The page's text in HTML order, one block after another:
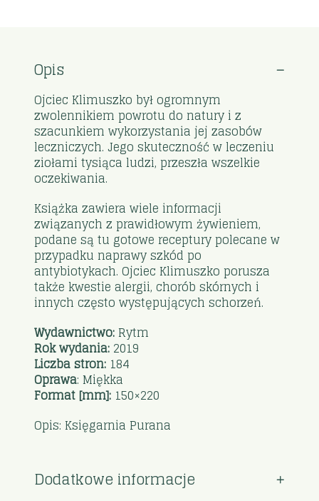
Opis
Ojciec Klimuszko był ogromnym
zwolennikiem powrotu do natury i z
szacunkiem wykorzystania jej zasobów
leczniczych. Jego skuteczność w leczeniu
ziołami tysiąca ludzi, przeszła wszelkie
oczekiwania.
Książka zawiera wiele informacji
związanych z prawidłowym żywieniem,
podane są tu gotowe receptury polecane w
przypadku naprawy szkód po
antybiotykach. Ojciec Klimuszko porusza
także kwestie alergii, chorób skórnych i
innych często występujących schorzeń.
Wydawnictwo: Rytm
Rok wydania: 2019
Liczba stron: 184
Oprawa: Miękka
Format [mm]: 150×220
Opis: Księgarnia Purana
Dodatkowe informacje